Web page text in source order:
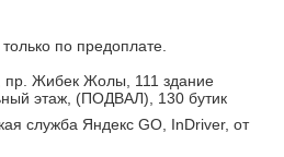
по предоплате.
пр. Жибек Жолы, 111 здание
этаж, (ПОДВАЛ), 130 бутик
служба Яндекс GO, InDriver, от